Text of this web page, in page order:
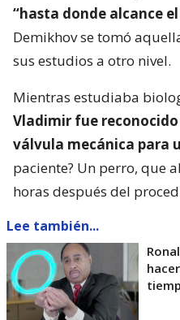
“hasta donde alcance
Demikhov se tomó
sus estudios a otro nivel.
Mientras estudiaba
Vladimir fue
válvula mecánica para
paciente? Un perro, que
horas después del
Lee también...